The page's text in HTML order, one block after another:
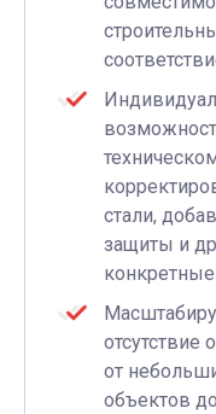
стали,
защиты и
конкретные
отсутствие
от
объектов